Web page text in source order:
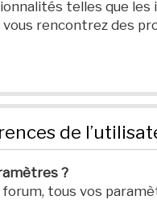
telles que les
rencontrez des
de
?
tous vos